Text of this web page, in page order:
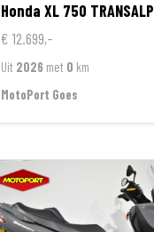
Honda XL 750 TRANSALP
€ 12.699,-
Uit 2026 met 0 km
MotoPort Goes